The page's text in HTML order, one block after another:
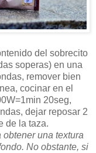
del sobrecito
soperas) en una
remover bien
cocinar en el
20seg,
dejar reposar 2
de la taza.
una textura
No obstante, si